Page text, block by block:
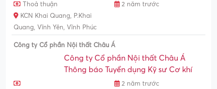
Thoả thuận
2 năm trước
KCN Khai Quang, P.Khai
Quang, Vĩnh Yên, Vĩnh Phúc
Công ty Cổ phần Nội thất Châu Á
Công ty Cổ phần Nội thất Châu Á
Thông báo Tuyển dụng Kỹ sư Cơ khí
2 năm trước